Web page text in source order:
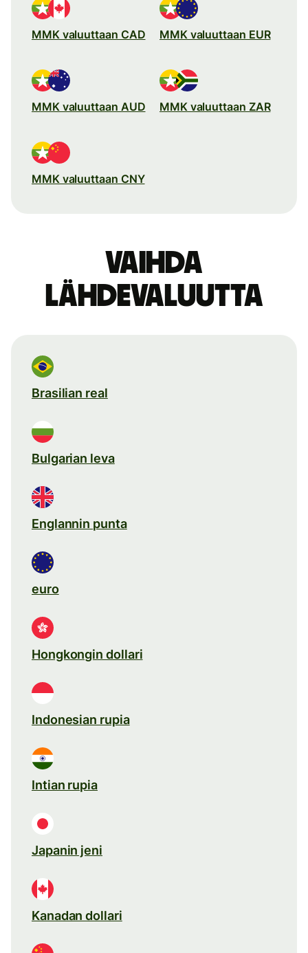
MMK valuuttaan CAD MMK valuuttaan EUR
MMK valuuttaan AUD MMK valuuttaan ZAR
MMK valuuttaan CNY
Vaihda
lähdevaluutta
Brasilian real
Bulgarian leva
Englannin punta
euro
Hongkongin dollari
Indonesian rupia
Intian rupia
Japanin jeni
Kanadan dollari